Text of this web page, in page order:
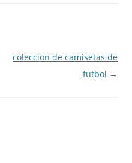
coleccion de camisetas de
futbol →